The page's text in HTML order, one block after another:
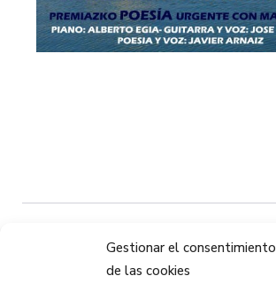
Gestionar el consentimiento
de las cookies
Compartir: